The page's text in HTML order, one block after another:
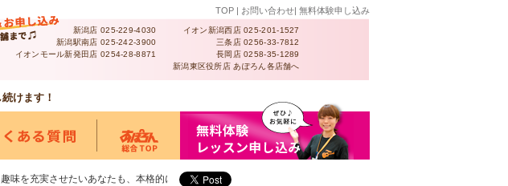
TOP | お問い合わせ| 無料体験申し込み
新潟店 025-229-4030
新潟駅南店 025-242-3900
イオンモール新発田店 0254-28-8871
イオン新潟西店025-201-1527
三条店0256-33-7812
長岡店0258-35-1289
新潟東区役所店 あぽろん各店舗へ
けます！
せたいあなたも、本格的に上達を目指すあなたも、どんな方でも、あぽろんミュージックスクールは大歓迎♪